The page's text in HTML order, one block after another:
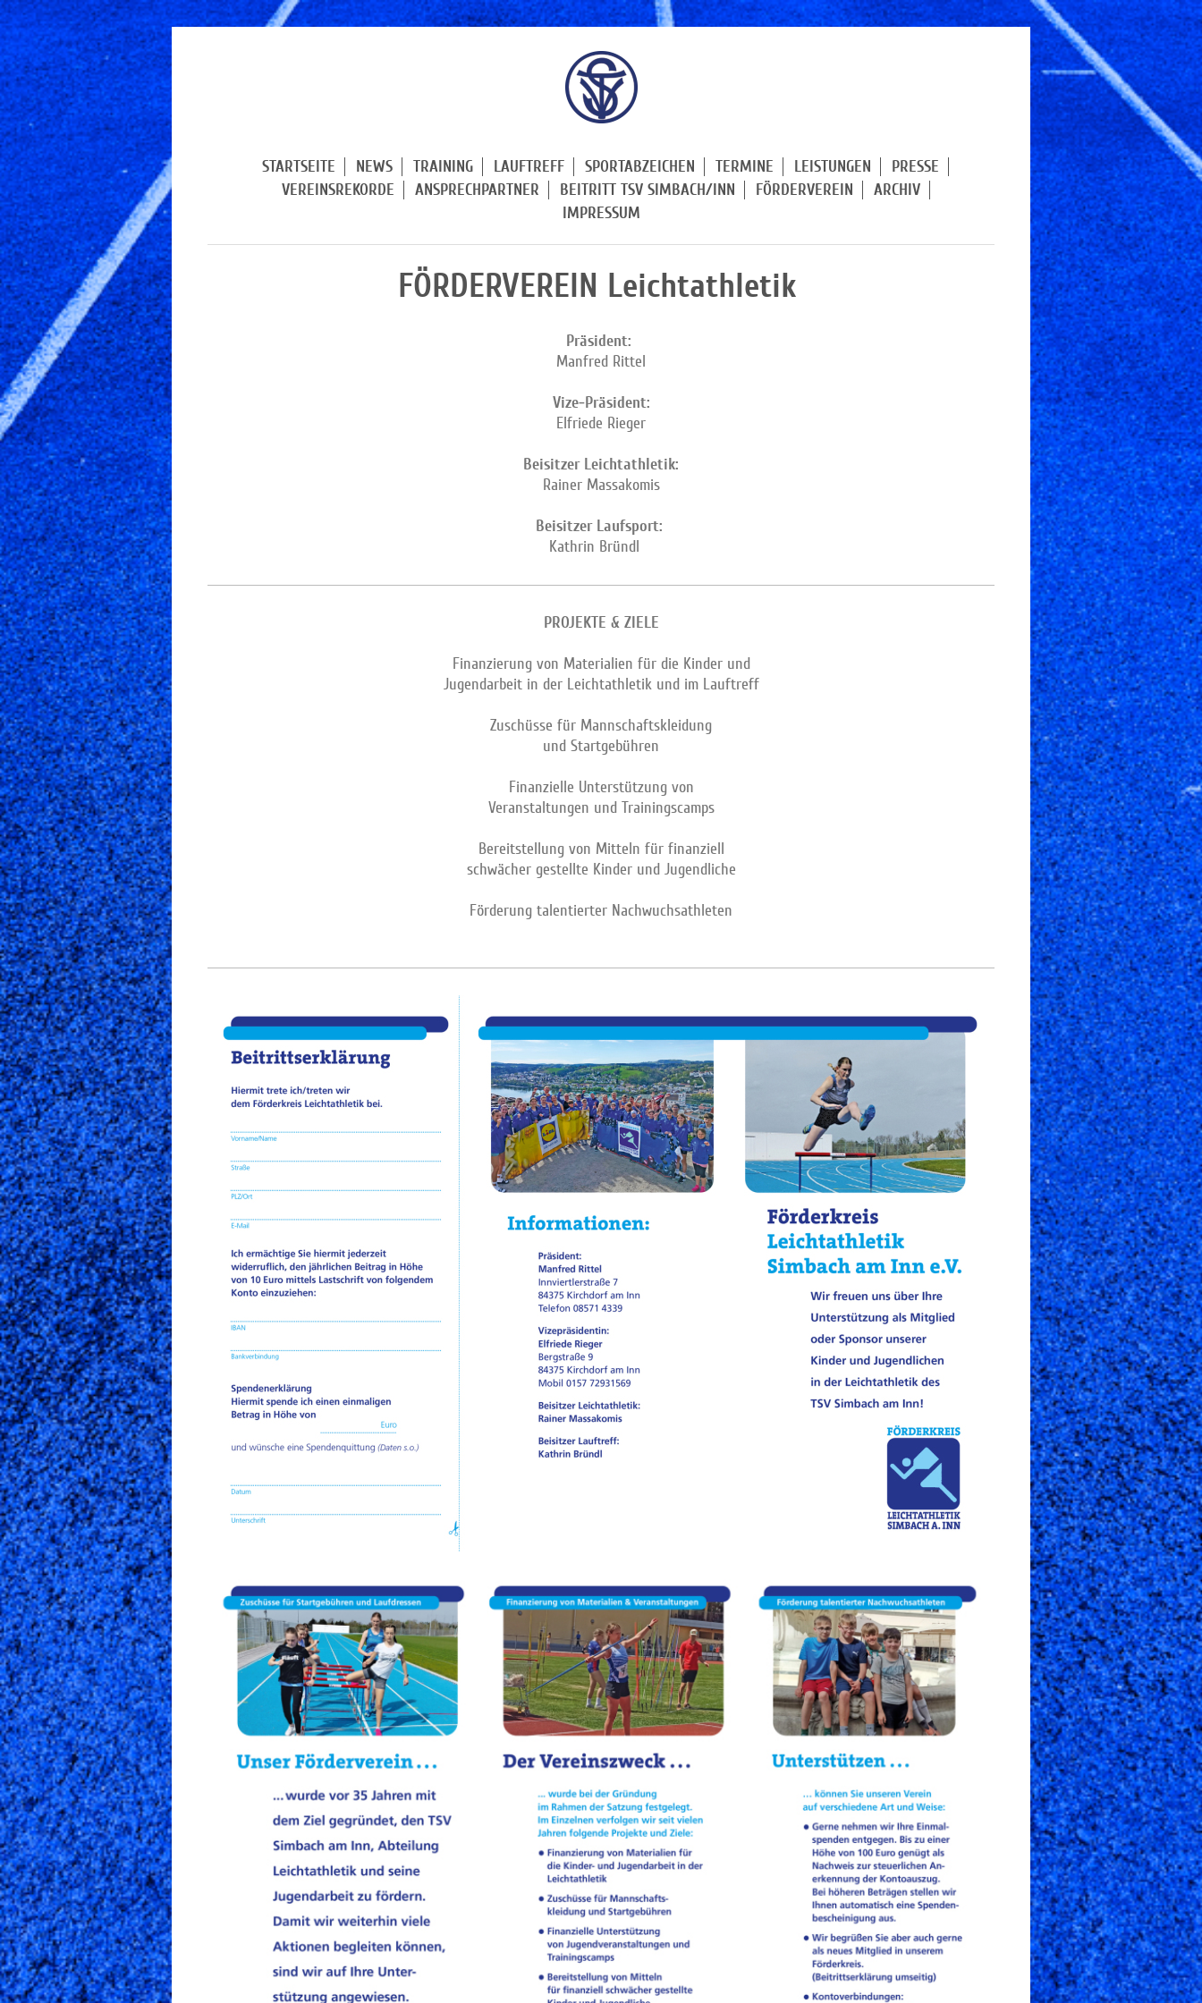
STARTSEITE NEWS TRAINING LAUFTREFF SPORTABZEICHEN TERMINE LEISTUNGEN
PRESSE
VEREINSREKORDE
ANSPRECHPARTNER BEITRITT TSV SIMBACH/INN FÖRDERVEREIN
ARCHIV
IMPRESSUM
FÖRDERVEREIN Leichtathletik
Präsident:
Manfred Rittel
Vize-Präsident:
Elfriede Rieger
Beisitzer Leichtathletik:
Rainer Massakomis
Beisitzer Laufsport:
Kathrin Bründl
PROJEKTE & ZIELE
Finanzierung von Materialien für die Kinder und
Jugendarbeit in der Leichtathletik und im Lauftreff​​
Zuschüsse für Mannschaftskleidung
und Startgebühren
Finanzielle Unterstützung von
Veranstaltungen und Trainingscamps
Bereitstellung von Mitteln für finanziell
schwächer gestellte Kinder und Jugendliche
Förderung talentierter Nachwuchsathleten